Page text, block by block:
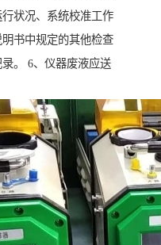
状况、系统校准工作
书中规定的其他检查
。 6、仪器废液应送